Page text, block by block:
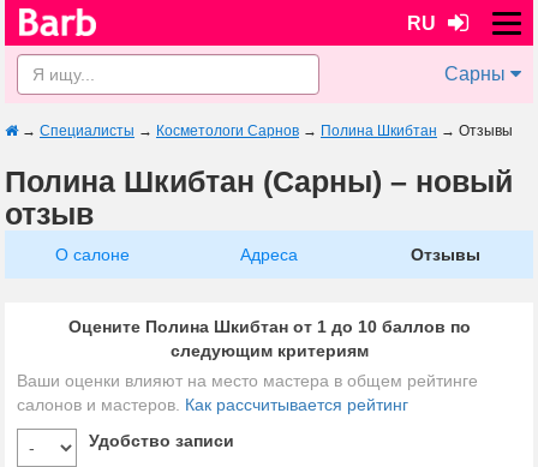
RU
Сарны
→ Специалисты → Косметологи Сарнов → Полина Шкибтан → Отзывы
Полина Шкибтан (Сарны) – новый
отзыв
О салоне Адреса Отзывы
Оцените Полина Шкибтан от 1 до 10 баллов по
следующим критериям
Ваши оценки влияют на место мастера в общем рейтинге
салонов и мастеров. Как рассчитывается рейтинг
Удобство записи